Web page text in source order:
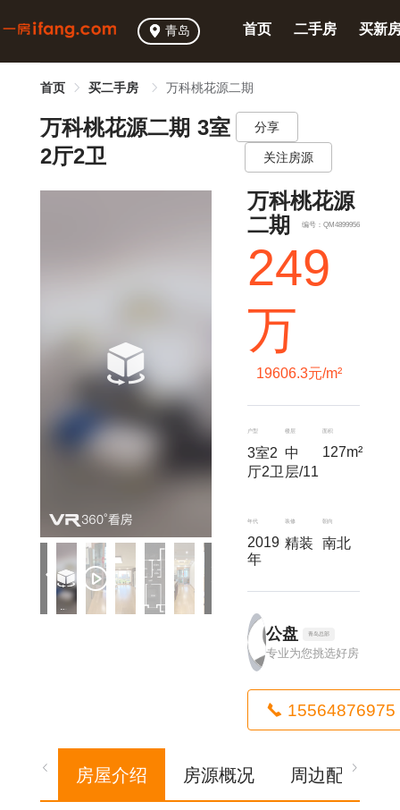
青岛 首页 二手房 买新
首页 买二手房 万科桃花源二期
万科桃花源二期 3室
2厅2卫
分享
关注房源
万科桃花源
二期
编号：QM4899956
249
万
19606.3元/m²
户型
3室2
厅2卫
楼层
中
层/11
面积
127m²
年代
2019
年
装修
精装
朝向
南北
公盘 青岛总部
专业为您挑选好房
15564876975
房屋介绍 房源概况 周边配套